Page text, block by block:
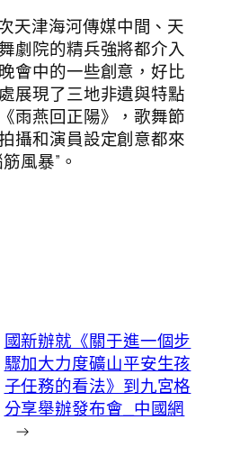
天津海河傳媒中間、天
劇院的精兵強將都介入
會中的一些創意，好比
展現了三地非遺與特點
雨燕回正陽》，歌舞節
攝和演員設定創意都來
風暴”。
國新辦就《關于進一個步
驟加大力度礦山平安生孩
子任務的看法》到九宮格
分享舉辦發布會_中國網
→